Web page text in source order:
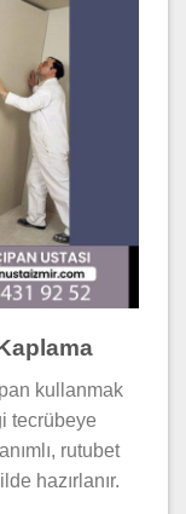
kullanmak
tecrübeye
rutubet
hazırlanır.